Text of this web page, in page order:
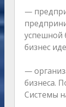
—
успешной
бизнес
—
бизнеса.
Системы